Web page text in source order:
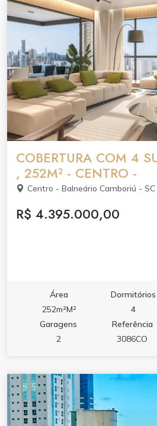
COBERTURA COM 4
, 252M² - CENTRO -
Centro - Balneário Camboriú - SC
R$ 4.395.000,00
Área
252m²M²
Dormitórios
4
Garagens
2
Referência
3086CO